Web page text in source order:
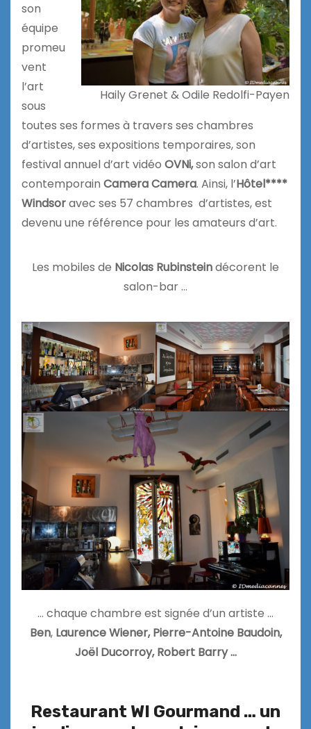
Haily Grenet & Odile Redolfi-Payen
son
équipe
promeu
vent
l’art
sous
toutes ses formes à travers ses chambres
d’artistes, ses expositions temporaires, son
festival annuel d’art vidéo OVNi,son salon d’art
contemporain Camera Camera. Ainsi, l’Hôtel****
Windsoravec ses 57 chambres d’artistes, est
devenu une référence pour les amateurs d’art.
Les mobiles de Nicolas Rubinsteindécorent le
salon-bar …
… chaque chambre est signée d’un artiste …
Ben,Laurence Wiener, Pierre-Antoine Baudoin,
Joël Ducorroy, Robert Barry …
Restaurant WI Gourmand … un